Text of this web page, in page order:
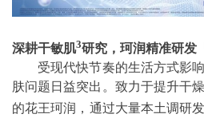
深耕干敏肌3研究，珂润精准研发
受现代快节奏的生活方式影响
肤问题日益突出。致力于提升干
的花王珂润，通过大量本土调研